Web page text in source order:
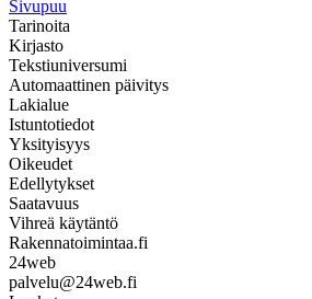
Sivupuu
Tarinoita
Kirjasto
Tekstiuniversumi
Automaattinen päivitys
Lakialue
Istuntotiedot
Yksityisyys
Oikeudet
Edellytykset
Saatavuus
Vihreä käytäntö
Rakennatoimintaa.fi
24web
palvelu@24web.fi